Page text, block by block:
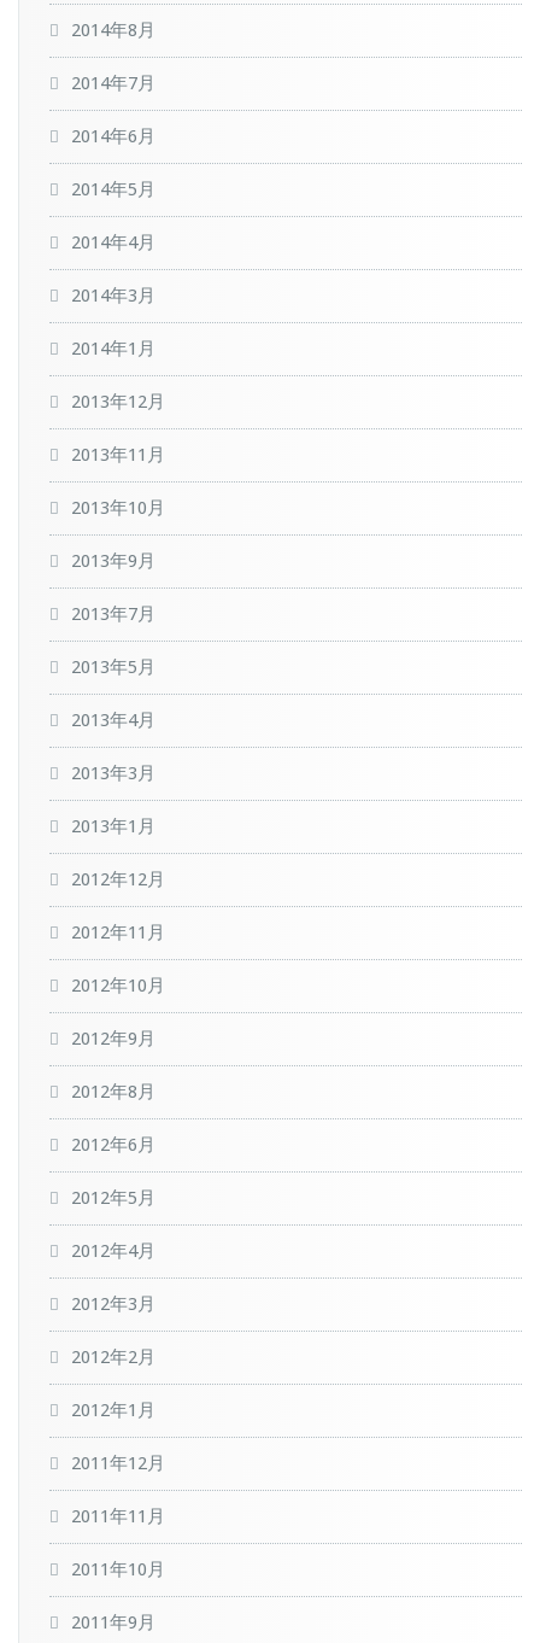
2014年8月
2014年7月
2014年6月
2014年5月
2014年4月
2014年3月
2014年1月
2013年12月
2013年11月
2013年10月
2013年9月
2013年7月
2013年5月
2013年4月
2013年3月
2013年1月
2012年12月
2012年11月
2012年10月
2012年9月
2012年8月
2012年6月
2012年5月
2012年4月
2012年3月
2012年2月
2012年1月
2011年12月
2011年11月
2011年10月
2011年9月